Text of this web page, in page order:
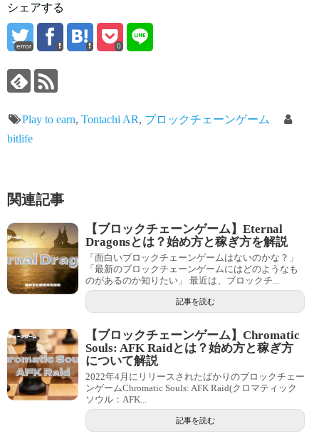
シェアする
error 0
Play to earn, Tontachi AR, ブロックチェーンゲーム
bitlife
関連記事
【ブロックチェーンゲーム】Eternal
Dragonsとは？始め方と稼ぎ方を解説
「面白いブロックチェーンゲームはないのかな？」
「最新のブロックチェーンゲームにはどのようなも
のがあるのか知りたい」 最近は、ブロックチ...
記事を読む
【ブロックチェーンゲーム】Chromatic
Souls: AFK Raidとは？始め方と稼ぎ方
について解説
2022年4月にリリースされたばかりのブロックチェー
ンゲームChromatic Souls: AFK Raid(クロマティック
ソウル：AFK...
記事を読む